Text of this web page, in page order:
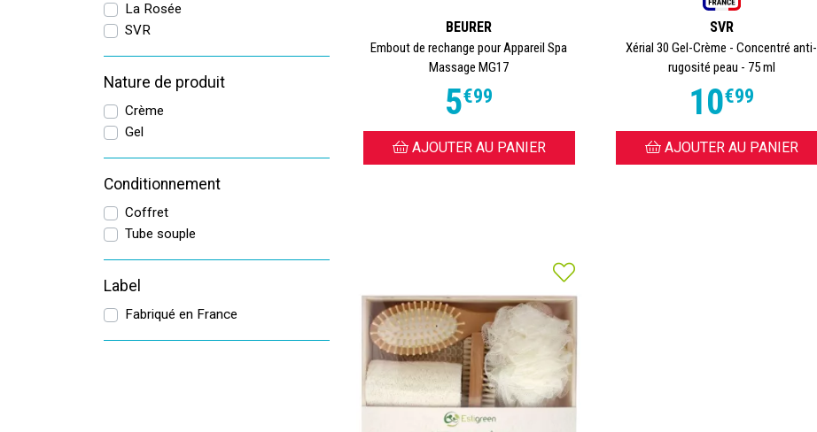
La Rosée
SVR
Nature de produit
Crème
Gel
Conditionnement
Coffret
Tube souple
Label
Fabriqué en France
BEURER
Embout de rechange pour Appareil Spa
Massage MG17
5€99
AJOUTER AU PANIER
SVR
Xérial 30 Gel-Crème - Concentré anti-
rugosité peau - 75 ml
10€99
AJOUTER AU PANIER